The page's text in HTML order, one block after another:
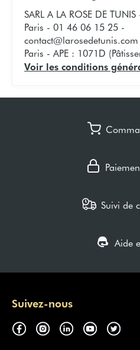
SARL A LA ROSE DE
Paris - 01 46 06 15 25 -
contact@larosedetunis.com
Paris - APE : 1071D
Voir les conditions
Suivi de
Aide
Suivez-nous